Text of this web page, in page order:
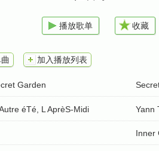
播放歌单 收藏
加入播放列表
Garden
éTé, L AprèS-Midi Yann
Inner